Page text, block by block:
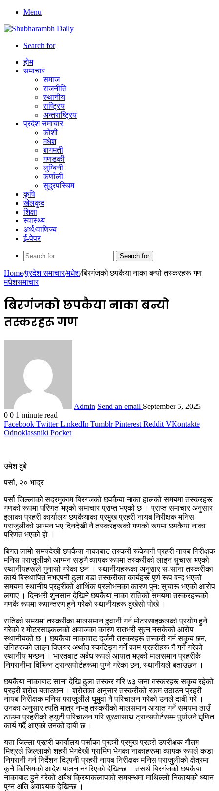
Menu
Search for
होम
समाचार
समाज
राजनीति
स्थानीय
राष्ट्रिय
अन्तराष्ट्रिय
प्रदेश समाचार
कोशी
मधेश
बागमती
गणडकी
लुम्बिनी
कर्णाली
सुदुरपस्चिम
कृषि
खेलकुद
शिक्षा
स्वास्थ्य
अर्थ/वाणिज्य
ई-पेपर
Search for
Home/प्रदेश समाचार/मधेश/बिरगंजको छपकैया नाका बन्यो तस्करहरू गण
मधेशसमाचार
बिरगंजको छपकैया नाका बन्यो
तस्करहरू गण
Admin Send an email September 5, 2025
0 0 1 minute read
Facebook Twitter LinkedIn Tumblr Pinterest Reddit VKontakte
Odnoklassniki Pocket
उमेश दुबे
पर्सा, २० भाद्र
पर्सा जिल्लाको सदरमुकाम बिरगंजको छपकैया नाका हालको समयमा तस्करहरू
गणको रूपमा परिणत भएको समाचार प्राप्त भएको छ । प्राप्त समाचार अनुसार
इलाका प्रहरी कार्यालय छपकैयाका प्रमुख प्रहरी नायब निरीक्षक मनिस
पराजुलीको आग्मन भए दिनदेखी नै तस्करहरूको गणको रूपमा छपकैया नाका
परिणत भएको हो ।
बिगत लामो समयदेखी छपकैया नाकाबाट तस्करी रूकेपनी प्रहरी नायब निरीक्षक
मनिस पराजुलीको आग्मन सङ्गै व्यापक रूपमा तस्करीको लाइन सुचारू भएको
स्थानीयहरूले गुनासो गरेका छन । स्थानीयहरूका अनुसार स-साना तस्करीका
कार्य बिस्थापित नभएपनी ठुला बडा तस्करीका कार्यहरू पूर्ण रूप बन्द भएको
समयमा स्थानीय प्रहरीको आर्थिक प्रलोभनका कारण पुन: सुचारू भएको आरोप
लगाए । दिनभरी शुनसान देखिने छपकैया नाका रातिको समयमा तस्करहरूको
गणकै रूपमा रूपान्तरण हुने गरेको स्थानीयहरू दुखेसो पोखे ।
रातिको समयमा तस्करीका मालसमान ढुवानी गर्न मोटरसाइकलको प्रयोग हुने
गरेको र मोटरसाइकलको अवाजका कारण रातभरी सुत्न नसकेको आरोप
स्थानीयको छ । छपकैया नाकाबाट दर्जनौ तस्करहरू तस्करी गर्न सकृय छन,
उनिहरूको लाइन क्लियर अर्थात स्कटिङ्ग गर्ने काम प्रहरीहरू नै गर्ने गरेको
स्थानीय भन्छन । भारतबाट अबैध रूपले आयात भएको मालसमान प्रहरीकै
निगरानीमा विभिन्न ट्रान्सपोर्टहरूमा पुग्ने गरेका छन, स्थानीयले बताउछन ।
छपकैया नाकाबाट साना देखि ठुला तस्कर गरि ७३ जना तस्करहरू सकृय रहेको
प्रहरी श्रोत बताउछन । श्रोतका अनुसार तस्करीको रकम उठाउन प्रहरी
नायब निरीक्षक मनिस पराजुलीले घुमुवा नै परिचालन गरेको उनले दाबी गरे ।
उनका अनुसार त्यति मात्र नभइ तस्करीको मालसमान आयात गर्ने समयमा ठाउँ
ठाउमा प्रहरीको ड्यूटी परिचालन गरि सुरक्षासाथ ट्रान्सपोर्टसम्म पुर्याउने घृणित
कार्य गर्दै आएको उनको दाबी छ ।
यता जिल्ला प्रहरी कार्यालय पर्साका प्रहरी प्रमुख प्रहरी उपरीक्षक गौतम
मिश्रले जिल्लाको शहरी भेगदेखी ग्रामिण भेगका नाकाहरूमा व्यापक रूपले कडा
निगरानी गर्न निर्देशन दिएपनी प्रहरी नायब निरीक्षक मनिस पराजुलीको क्षेत्रमा
कुनै किसिमको आदेश पालन नगरिएको देखिन्छ । तसर्थ बिरगंजको छपकैया
नाकाबाट हुने गरेको अबैध क्रियाकलापको समबन्धमा माथिल्लो निकायको ध्यान
पुग्न अति अवाश्यक देखिन्छ ।